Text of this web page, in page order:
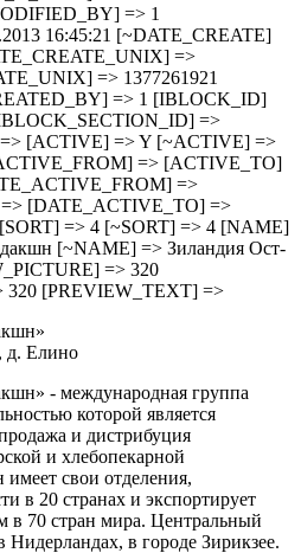
=> 1
16:45:21 [~DATE_CREATE]
=>
=> 1377261921
=> 1 [IBLOCK_ID]
=>
[ACTIVE] => Y [~ACTIVE] =>
=> [ACTIVE_TO]
=>
[DATE_ACTIVE_TO] =>
=> 4 [~SORT] => 4 [NAME]
[~NAME] => Зиландия Ост-
=> 320
320 [PREVIEW_TEXT] =>
д. Елино
- международная группа
которой является
и дистрибуция
и хлебопекарной
свои отделения,
в 20 странах и экспортирует
в 70 стран мира. Центральный
в городе Зирикзее.